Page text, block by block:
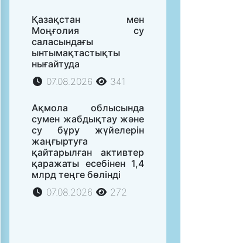
Қазақстан мен
Моңғолия су
саласындағы
ынтымақтастықты
нығайтуда
07.08.2026
341
Ақмола облысында
сумен жабдықтау және
су бұру жүйелерін
жаңғыртуға
қайтарылған активтер
қаражаты есебінен 1,4
млрд теңге бөлінді
07.08.2026
272